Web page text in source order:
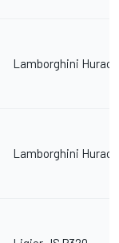
Lamborghini
Lamborghini